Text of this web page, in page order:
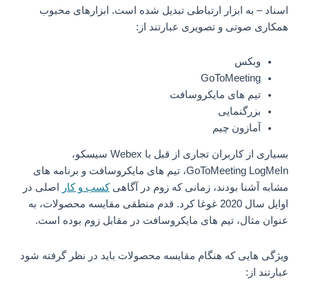
اسناد – به ابزار ارتباطی تبدیل شده است. ابزارهای محبوب
همکاری صوتی و تصویری عبارتند از:
وبکس
GoToMeeting
تیم های مایکروسافت
بزرگنمایی
آمازون چیم
بسیاری از کاربران تجاری از قبل با Webex سیسکو،
GoToMeeting LogMeIn، تیم های مایکروسافت و برنامه های
مشابه آشنا بودند، زمانی که زوم در آگاهی کسب و کاراصلی در
اوایل سال 2020 غوغا کرد. قدم منطقی مقایسه محصولات، به
عنوان مثال، تیم های مایکروسافت در مقابل زوم بوده است.
ویژگی هایی که هنگام مقایسه محصولات باید در نظر گرفته شود
عبارتند از: